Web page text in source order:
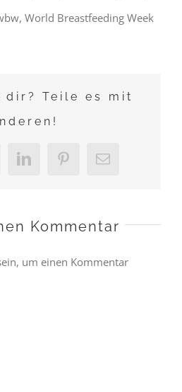
World Breastfeeding Week
dir? Teile es mit
LinkedInPinterest
E-
Kommentar
um einen Kommentar